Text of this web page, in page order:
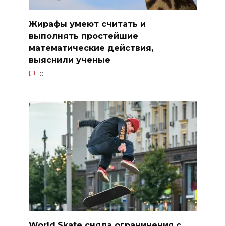
Жирафы умеют считать и
выполнять простейшие
математические действия,
выяснили ученые
0